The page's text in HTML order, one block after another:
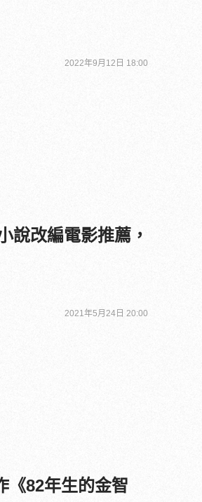
2022年9月12日 18:00
說改編電影推薦，
2021年5月24日 20:00
《82年生的金智